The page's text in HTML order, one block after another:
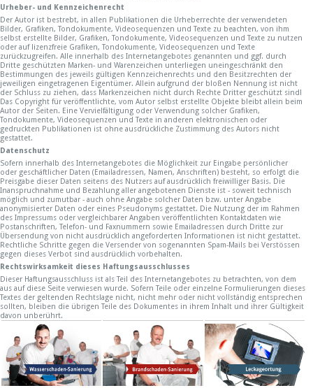
Urheber- und Kennzeichenrecht
Der Autor ist bestrebt, in allen Publikationen die Urheberrechte der verwendeten
Bilder, Grafiken, Tondokumente, Videosequenzen und Texte zu beachten, von ihm
selbst erstellte Bilder, Grafiken, Tondokumente, Videosequenzen und Texte zu nutzen
oder auf lizenzfreie Grafiken, Tondokumente, Videosequenzen und Texte
zurückzugreifen. Alle innerhalb des Internetangebotes genannten und ggf. durch
Dritte geschützten Marken- und Warenzeichen unterliegen uneingeschränkt den
Bestimmungen des jeweils gültigen Kennzeichenrechts und den Besitzrechten der
jeweiligen eingetragenen Eigentümer. Allein aufgrund der bloßen Nennung ist nicht
der Schluss zu ziehen, dass Markenzeichen nicht durch Rechte Dritter geschützt sind!
Das Copyright für veröffentlichte, vom Autor selbst erstellte Objekte bleibt allein beim
Autor der Seiten. Eine Vervielfältigung oder Verwendung solcher Grafiken,
Tondokumente, Videosequenzen und Texte in anderen elektronischen oder
gedruckten Publikationen ist ohne ausdrückliche Zustimmung des Autors nicht
gestattet.
Datenschutz
Sofern innerhalb des Internetangebotes die Möglichkeit zur Eingabe persönlicher
oder geschäftlicher Daten (Emailadressen, Namen, Anschriften) besteht, so erfolgt die
Preisgabe dieser Daten seitens des Nutzers auf ausdrücklich freiwilliger Basis. Die
Inanspruchnahme und Bezahlung aller angebotenen Dienste ist - soweit technisch
möglich und zumutbar - auch ohne Angabe solcher Daten bzw. unter Angabe
anonymisierter Daten oder eines Pseudonyms gestattet. Die Nutzung der im Rahmen
des Impressums oder vergleichbarer Angaben veröffentlichten Kontaktdaten wie
Postanschriften, Telefon- und Faxnummern sowie Emailadressen durch Dritte zur
Übersendung von nicht ausdrücklich angeforderten Informationen ist nicht gestattet.
Rechtliche Schritte gegen die Versender von sogenannten Spam-Mails bei Verstössen
gegen dieses Verbot sind ausdrücklich vorbehalten.
Rechtswirksamkeit dieses Haftungsausschlusses
Dieser Haftungsausschluss ist als Teil des Internetangebotes zu betrachten, von dem
aus auf diese Seite verwiesen wurde. Sofern Teile oder einzelne Formulierungen dieses
Textes der geltenden Rechtslage nicht, nicht mehr oder nicht vollständig entsprechen
sollten, bleiben die übrigen Teile des Dokumentes in ihrem Inhalt und ihrer Gültigkeit
davon unberührt.